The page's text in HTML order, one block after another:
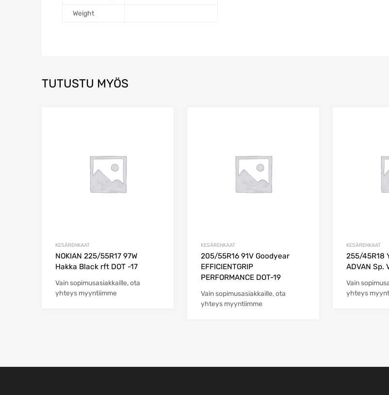
Weight
TUTUSTU MYÖS
KESÄRENKAAT
NOKIAN 225/55R17 97W
Hakka Black rft DOT -17
Vain sopimusasiakkaille, ota
yhteys myyntiimme
KESÄRENKAAT
205/55R16 91V Goodyear
EFFICIENTGRIP
PERFORMANCE DOT-19
Vain sopimusasiakkaille, ota
yhteys myyntiimme
KESÄRENKAAT
255/45R18
ADVAN Sp.
Vain
yhteys